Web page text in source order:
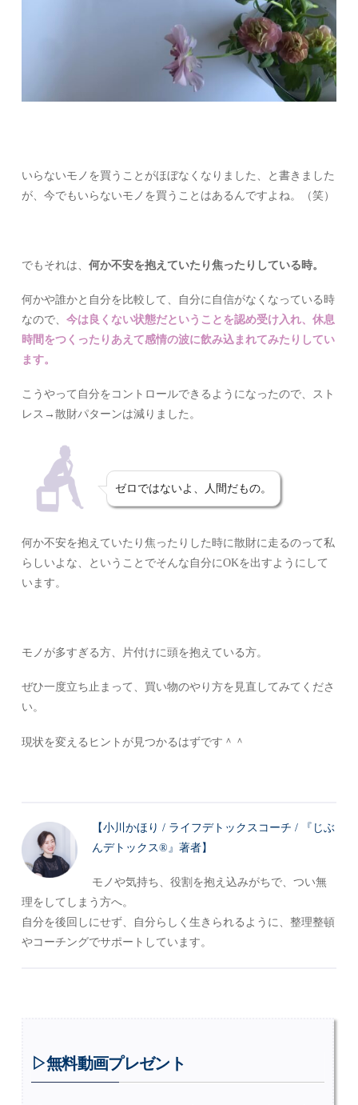
いらないモノを買うことがほぼなくなりました、と書きました
が、今でもいらないモノを買うことはあるんですよね。（笑）
でもそれは、 何か不安を抱えていたり焦ったりしている時。
何かや誰かと自分を比較して、自分に自信がなくなっている時
なので、 今は良くない状態だということを認め受け入れ、休息
時間をつくったりあえて感情の波に飲み込まれてみたりしてい
ます。
こうやって自分をコントロールできるようになったので、スト
レス→散財パターンは減りました。
ゼロではないよ、人間だもの。
何か不安を抱えていたり焦ったりした時に散財に走るのって私
らしいよな、ということでそんな自分にOKを出すようにして
います。
モノが多すぎる方、片付けに頭を抱えている方。
ぜひ一度立ち止まって、買い物のやり方を見直してみてくださ
い。
現状を変えるヒントが見つかるはずです＾＾
【小川かほり / ライフデトックスコーチ / 『じぶ
んデトックス®』著者】
モノや気持ち、役割を抱え込みがちで、つい無
理をしてしまう方へ。
自分を後回しにせず、自分らしく生きられるように、整理整頓
やコーチングでサポートしています。
▷無料動画プレゼント